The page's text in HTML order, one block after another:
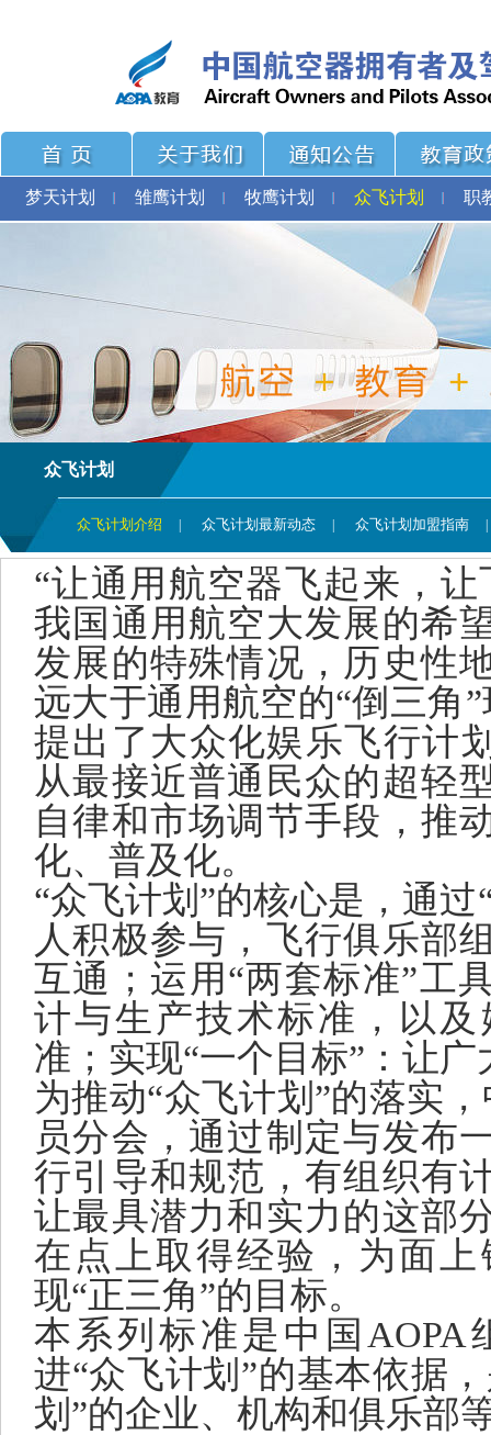
梦天计划 雏鹰计划 牧鹰计划 众飞计划 职
众飞计划
众飞计划介绍 众飞计划最新动态 众飞计划加盟指南
“让通用航空器飞起来，
我国通用航空大发展的希
发展的特殊情况，历史性
远大于通用航空的“倒三角
提出了大众化娱乐飞行计
从最接近普通民众的超轻
自律和市场调节手段，推
化、普及化。
“众飞计划”的核心是，通
人积极参与，飞行俱乐部
互通；运用“两套标准”工
计与生产技术标准，以
准；实现“一个目标”：让
为推动“众飞计划”的落实
员分会，通过制定与发布
行引导和规范，有组织有
让最具潜力和实力的这部
在点上取得经验，为面
现“正三角”的目标。
本系列标准是中国
进“众飞计划”的基本依据
划”的企业、机构和俱乐部